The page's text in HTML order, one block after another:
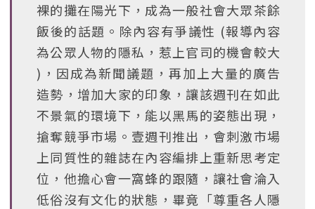
裸的攤在陽光下，成為一般社會大眾茶餘
飯後的話題。除內容有爭議性 (報導內容
為公眾人物的隱私，惹上官司的機會較大
)，因成為新聞議題，再加上大量的廣告
造勢，增加大家的印象，讓該週刊在如此
不景氣的環境下，能以黑馬的姿態出現，
搶奪競爭市場。壹週刊推出，會刺激市場
上同質性的雜誌在內容編排上重新思考定
位，他擔心會一窩蜂的跟隨，讓社會淪入
低俗沒有文化的狀態，畢竟「尊重各人隱